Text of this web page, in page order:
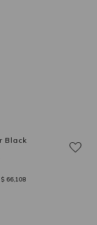
$ 66,108